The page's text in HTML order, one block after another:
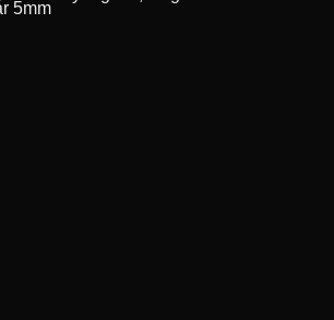
5mm